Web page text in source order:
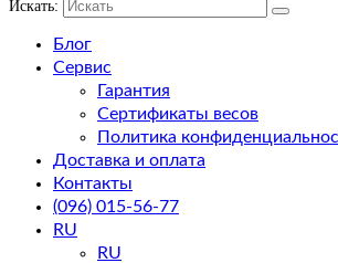
Искать:
Блог
Сервис
Гарантия
Сертификаты весов
Политика
Доставка и оплата
Контакты
(096) 015-56-77
RU
RU